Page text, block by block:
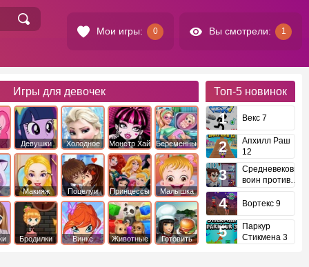
Мои игры: 0 Вы смотрели: 1
Игры для девочек
Девушки
Эквестрии
Холодное
Сердце
Монстр Хай Беременные
Макияж Поцелуи
Принцессы
Диснея
Малышка
Хейзел
Бродилки Винкс Животные
Готовить
Топ-5 новинок
Векс 7
Апхилл Раш
12
Средневековый
воин против
Вортекс 9
Паркур
Стикмена 3